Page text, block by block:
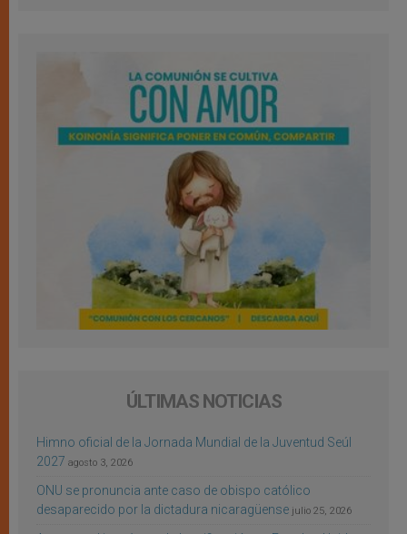
ÚLTIMAS NOTICIAS
Himno oficial de la Jornada Mundial de la Juventud Seúl
2027 agosto 3, 2026
ONU se pronuncia ante caso de obispo católico
desaparecido por la dictadura nicaragüense julio 25, 2026